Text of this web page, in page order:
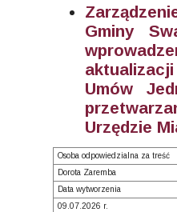
Gminy
Umów
Urzędzie
Osoba odpowiedzialna za treść
Dorota Zaremba
Data wytworzenia
09.07.2026 r.